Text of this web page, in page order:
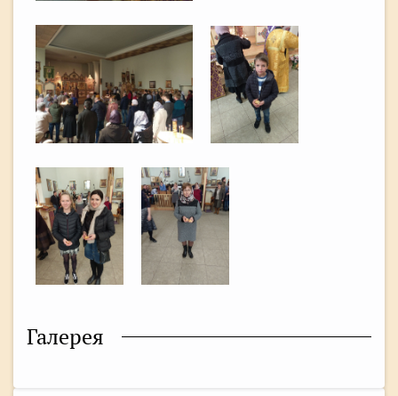
Галерея